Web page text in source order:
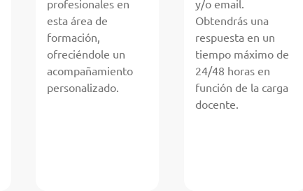
profesionales en
esta área de
formación,
ofreciéndole un
acompañamiento
personalizado.
y/o email.
Obtendrás una
respuesta en un
tiempo máximo de
24/48 horas en
función de la carga
docente.